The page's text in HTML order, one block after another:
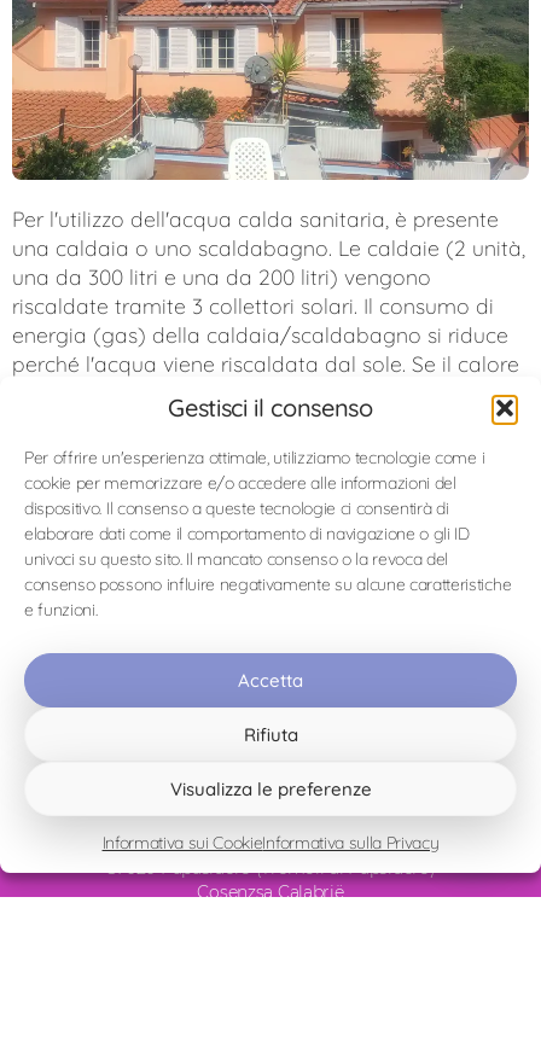
Gestisci il consenso
Per offrire un'esperienza ottimale, utilizziamo tecnologie come i
cookie per memorizzare e/o accedere alle informazioni del
dispositivo. Il consenso a queste tecnologie ci consentirà di
elaborare dati come il comportamento di navigazione o gli ID
univoci su questo sito. Il mancato consenso o la revoca del
consenso possono influire negativamente su alcune caratteristiche
e funzioni.
Accetta
Rifiuta
Visualizza le preferenze
Informativa sui CookieInformativa sulla Privacy
Per l'utilizzo dell'acqua calda sanitaria, è presente
una caldaia o uno scaldabagno. Le caldaie (2 unità,
una da 300 litri e una da 200 litri) vengono
riscaldate tramite 3 collettori solari. Il consumo di
energia (gas) della caldaia/scaldabagno si riduce
perché l'acqua viene riscaldata dal sole. Se il calore
dei collettori solari è sufficiente, la caldaia o lo
scaldabagno (quasi) non si mettono in funzione. In
questo modo, do un contributo prezioso
all'ambiente. E potremmo farlo tutti.
Lascia un commento
Devi essereconnessoper inviare un commento.
Contrada Tremoli 80
Cosenzsa Calabrië